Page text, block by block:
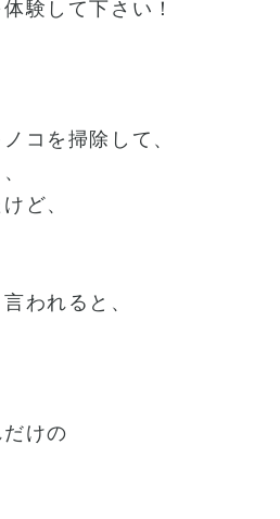
験して下さい！
コを掃除して、
ど、
われると、
けの